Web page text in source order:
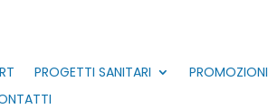
PROGETTI SANITARI
PROMOZIONI